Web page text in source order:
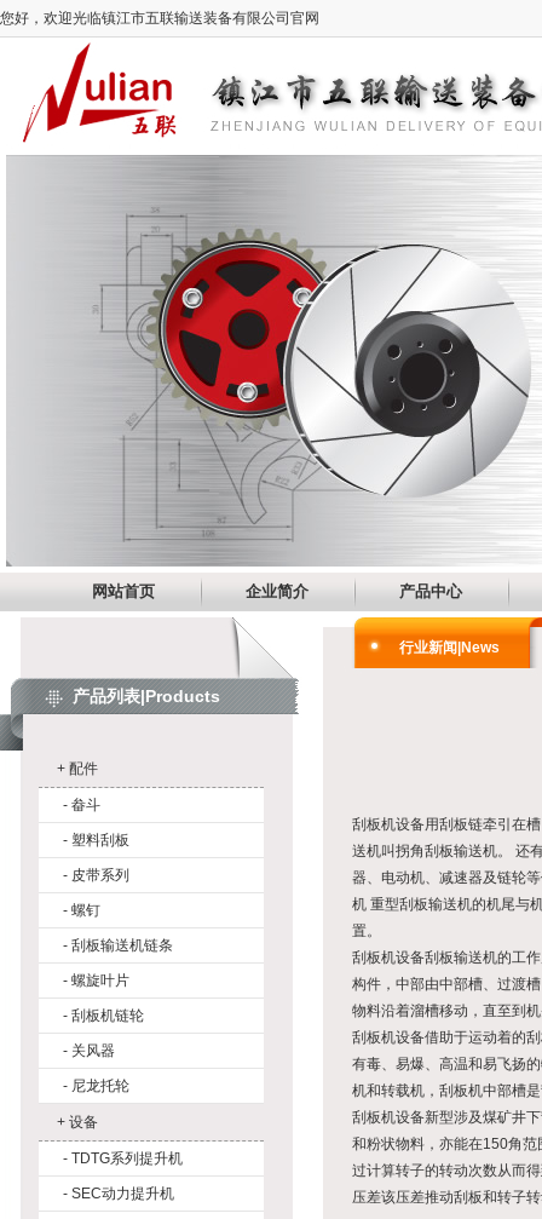
您好，欢迎光临镇江市五联输送装备有限公司官网
网站首页 企业简介 产品中心
产品列表|Products
+ 配件
- 畚斗
- 塑料刮板
- 皮带系列
- 螺钉
- 刮板输送机链条
- 螺旋叶片
- 刮板机链轮
- 关风器
- 尼龙托轮
+ 设备
- TDTG系列提升机
- SEC动力提升机
行业新闻|News
刮板机设备用刮板链牵引在
送机叫拐角刮板输送机。 还
器、电动机、减速器及链轮
机 重型刮板输送机的机尾与
置。
刮板机设备刮板输送机的工
构件，中部由中部槽、过渡
物料沿着溜槽移动，直至到
刮板机设备借助于运动着的
有毒、易爆、高温和易飞扬
机和转载机，刮板机中部槽
刮板机设备新型涉及煤矿井
和粉状物料，亦能在150角
过计算转子的转动次数从而
压差该压差推动刮板和转子